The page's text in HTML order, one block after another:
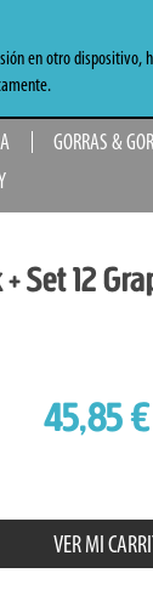
GORRAS &
Set 12
45,85 €
VER MI
en otro dispositivo,